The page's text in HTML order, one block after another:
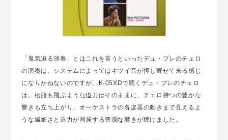
「鬼気迫る演奏」とはこれを言うといったデュ・プレのチェロ
の演奏は、システムによってはキツイ音が押し寄せて来る感じ
になりかねないのですが、K-05XDで聴くデュ・プレのチェロ
は、松脂も飛ぶような迫力はそのままに、チェロ持つの豊かな
響きも立ち上がり、オーケストラの各楽器の動きまで見えるよ
うな繊細さと迫力が同居する豊潤な響きが聴けました。